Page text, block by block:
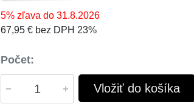
5% zľava do 31.8.2026
67,95 € bez DPH 23%
Počet:
Vložiť do košíka